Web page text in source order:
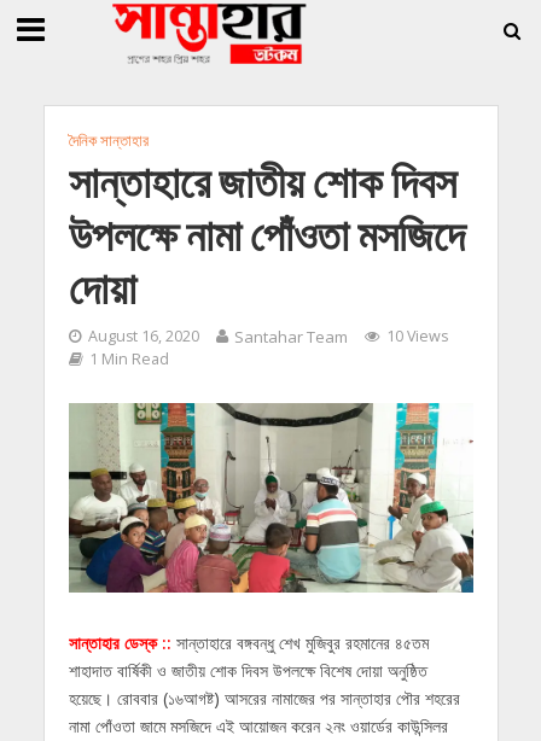
সাধারণ সম্পাদক সোহাগ » সান্তাহারে হেরোইনসহ যুবক গ্রেফতার
দৈনিক সান্তাহার
সান্তাহারে জাতীয় শোক দিবস
উপলক্ষে নামা পোঁওতা মসজিদে
দোয়া
August 16, 2020 Santahar Team
10 Views
1 Min Read
সান্তাহার ডেস্ক :: সান্তাহারে বঙ্গবন্ধু শেখ মুজিবুর রহমানের ৪৫তম
শাহাদাত বার্ষিকী ও জাতীয় শোক দিবস উপলক্ষে বিশেষ দোয়া অনুষ্ঠিত
হয়েছে। রোববার (১৬আগষ্ট) আসরের নামাজের পর সান্তাহার পৌর শহরের
নামা পোঁওতা জামে মসজিদে এই আয়োজন করেন ২নং ওয়ার্ডের কাউন্সিলর